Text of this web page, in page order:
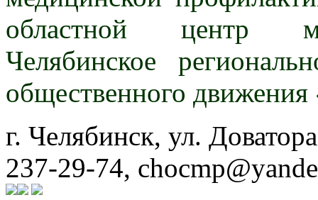
областной центр
Челябинское
общественного
г. Челябинск, ул.
237-29-74,